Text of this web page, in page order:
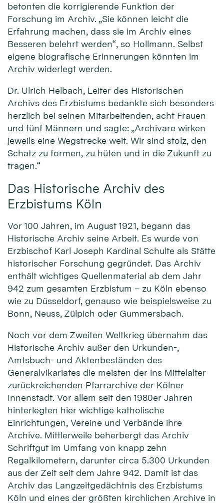
betonten die korrigierende Funktion der
Forschung im Archiv. „Sie können leicht die
Erfahrung machen, dass sie im Archiv eines
Besseren belehrt werden“, so Hollmann. Selbst
eigene biografische Erinnerungen könnten im
Archiv widerlegt werden.
Dr. Ulrich Helbach, Leiter des Historischen
Archivs des Erzbistums bedankte sich besonders
herzlich bei seinen Mitarbeitenden, acht Frauen
und fünf Männern und sagte: „Archivare wirken
jeweils eine Wegstrecke weit. Wir sind stolz, den
Schatz zu formen, zu hüten und in die Zukunft zu
tragen.“
Das Historische Archiv des
Erzbistums Köln
Vor 100 Jahren, im August 1921, begann das
Historische Archiv seine Arbeit. Es wurde von
Erzbischof Karl Joseph Kardinal Schulte als Stätte
historischer Forschung gegründet. Das Archiv
enthält wichtiges Quellenmaterial ab dem Jahr
942 zum gesamten Erzbistum – zu Köln ebenso
wie zu Düsseldorf, genauso wie beispielsweise zu
Bonn, Neuss, Zülpich oder Gummersbach.
Noch vor dem Zweiten Weltkrieg übernahm das
Historische Archiv außer den Urkunden-,
Amtsbuch- und Aktenbeständen des
Generalvikariates die meisten der ins Mittelalter
zurückreichenden Pfarrarchive der Kölner
Innenstadt. Vor allem seit den 1980er Jahren
hinterlegten hier wichtige katholische
Einrichtungen, Vereine und Verbände ihre
Archive. Mittlerweile beherbergt das Archiv
Schriftgut im Umfang von knapp zehn
Regalkilometern, darunter circa 5.300 Urkunden
aus der Zeit seit dem Jahre 942. Damit ist das
Archiv das Langzeitgedächtnis des Erzbistums
Köln und eines der größten kirchlichen Archive in